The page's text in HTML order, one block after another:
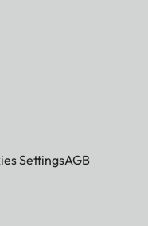
SettingsAGB